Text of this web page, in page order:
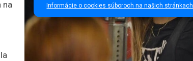
Informácie o cookies súboroch na našich stránkach
na